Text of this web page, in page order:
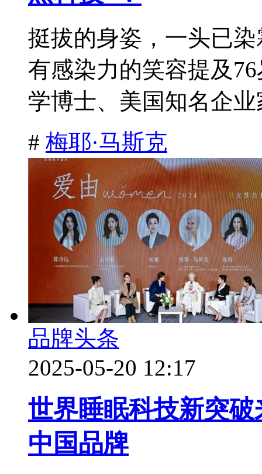
挺拔的身姿，一头已
有感染力的笑容提及
学博士、美国知名企
# 梅耶·马斯克
品牌头条
2025-05-20 12:17
世界睡眠科技新突
中国品牌